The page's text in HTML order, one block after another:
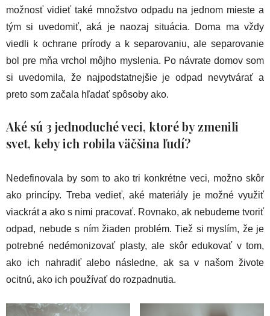
možnosť vidieť také množstvo odpadu na jednom mieste a
tým si uvedomiť, aká je naozaj situácia. Doma ma vždy
viedli k ochrane prírody a k separovaniu, ale separovanie
bol pre mňa vrchol môjho myslenia. Po návrate domov som
si uvedomila, že najpodstatnejšie je odpad nevytvárať a
preto som začala hľadať spôsoby ako.
Aké sú 3 jednoduché veci, ktoré by zmenili
svet, keby ich robila väčšina ľudí?
Nedefinovala by som to ako tri konkrétne veci, možno skôr
ako princípy. Treba vedieť, aké materiály je možné využiť
viackrát a ako s nimi pracovať. Rovnako, ak nebudeme tvoriť
odpad, nebude s ním žiaden problém. Tiež si myslím, že je
potrebné nedémonizovať plasty, ale skôr edukovať v tom,
ako ich nahradiť alebo následne, ak sa v našom živote
ocitnú, ako ich používať do rozpadnutia.